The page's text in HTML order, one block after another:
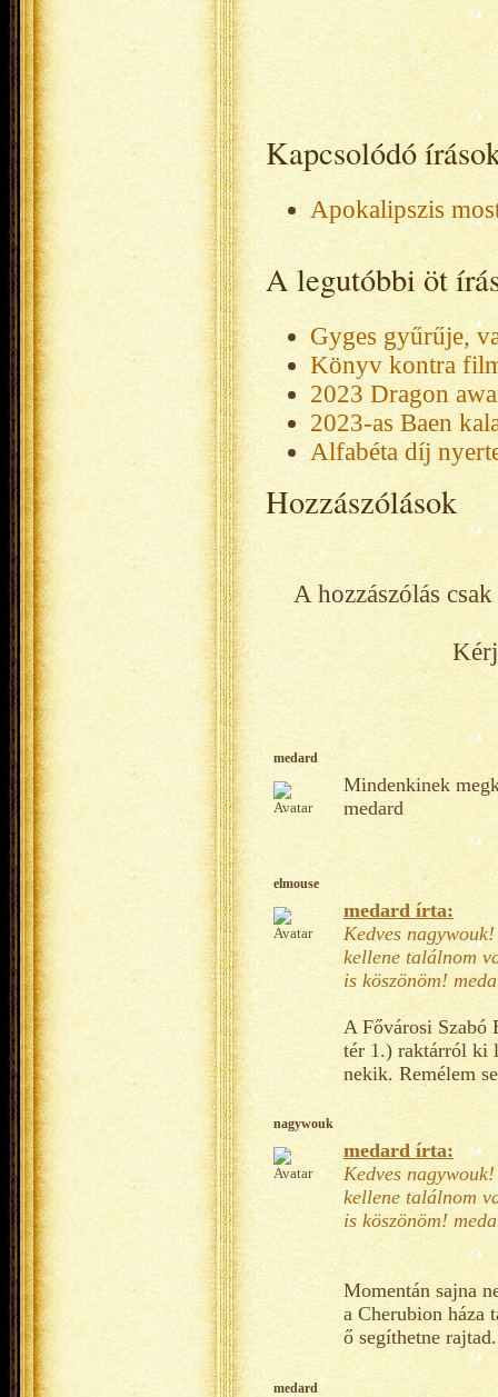
Kapcsolódó
Apokalipszis
A legutóbbi öt
Gyges gyűrűje,
Könyv kontra
2023 Dragon
2023-as Baen
Alfabéta díj
Hozzászólások
A hozzászólás
medard
Mindenkinek
medard
elmouse
medard írta:
Kedves
kellene találnom
is köszönöm!
A Fővárosi
tér 1.) raktárról ki
nekik. Remélem
nagywouk
medard írta:
Kedves
kellene találnom
is köszönöm!
Momentán sajna
a Cherubion háza
ő segíthetne rajtad.
medard